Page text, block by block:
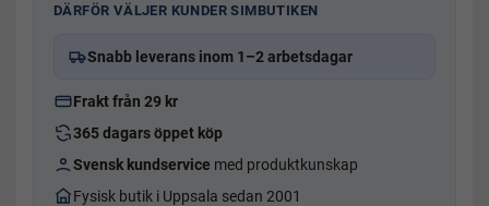
DÄRFÖR VÄLJER KUNDER SIMBUTIKEN
Snabb leverans inom 1–2 arbetsdagar
Frakt från 29 kr
365 dagars öppet köp
Svensk kundservice med produktkunskap
Fysisk butik i Uppsala sedan 2001